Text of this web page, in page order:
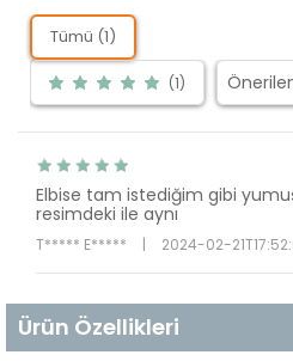
Tümü (1)
(1)
Elbise tam istediğim gibi
resimdeki ile aynı
T***** E***** | 2024-02-
Ürün Özellikleri